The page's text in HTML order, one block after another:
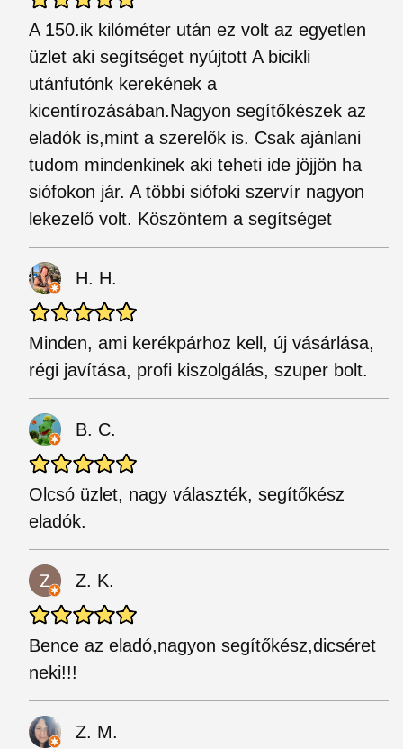
A 150.ik kilóméter után ez volt az egyetlen
üzlet aki segítséget nyújtott A bicikli
utánfutónk kerekének a
kicentírozásában.Nagyon segítőkészek az
eladók is,mint a szerelők is. Csak ajánlani
tudom mindenkinek aki teheti ide jöjjön ha
siófokon jár. A többi siófoki szervír nagyon
lekezelő volt. Köszöntem a segítséget
H. H.
Minden, ami kerékpárhoz kell, új vásárlása,
régi javítása, profi kiszolgálás, szuper bolt.
B. C.
Olcsó üzlet, nagy választék, segítőkész
eladók.
Z. K.
Bence az eladó,nagyon segítőkész,dicséret
neki!!!
Z. M.